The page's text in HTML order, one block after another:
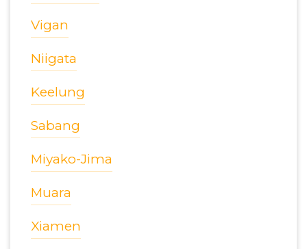
Vigan
Niigata
Keelung
Sabang
Miyako-Jima
Muara
Xiamen